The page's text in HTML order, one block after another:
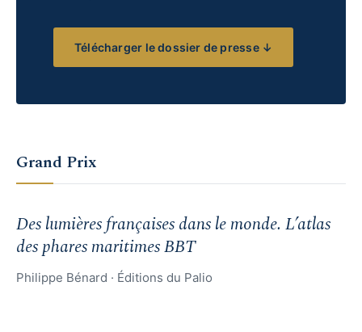
Télécharger le dossier de presse ↓
Grand Prix
Des lumières françaises dans le monde. L’atlas
des phares maritimes BBT
Philippe Bénard · Éditions du Palio